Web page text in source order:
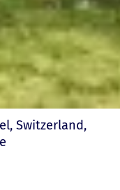
Switzerland,